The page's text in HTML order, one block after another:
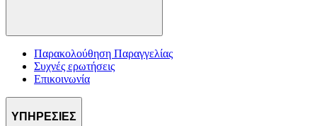
Παρακολούθηση Παραγγελίας
Συχνές ερωτήσεις
Επικοινωνία
ΥΠΗΡΕΣΙΕΣ